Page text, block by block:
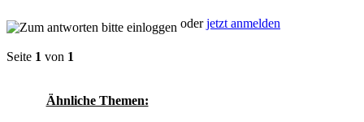
oderjetzt anmelden
Seite 1 von 1
Ähnliche Themen: